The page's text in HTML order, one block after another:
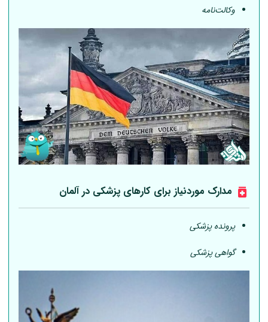
وکالت‌نامه
مدارک موردنیاز برای کارهای پزشکی درآلمان
پرونده پزشکی
گواهی پزشکی